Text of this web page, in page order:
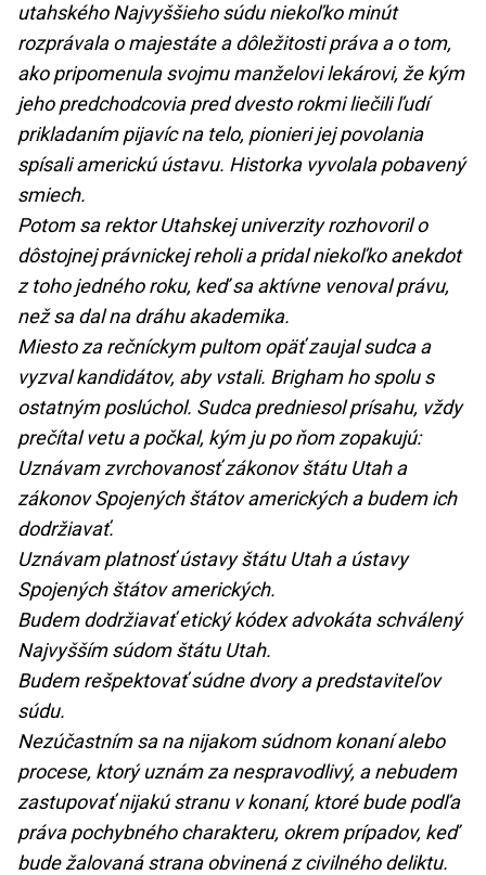
utahského Najvyššieho súdu niekoľko minút
rozprávala o majestáte a dôležitosti práva a o tom,
ako pripomenula svojmu manželovi lekárovi, že kým
jeho predchodcovia pred dvesto rokmi liečili ľudí
prikladaním pijavíc na telo, pionieri jej povolania
spísali americkú ústavu. Historka vyvolala pobavený
smiech.
Potom sa rektor Utahskej univerzity rozhovoril o
dôstojnej právnickej reholi a pridal niekoľko anekdot
z toho jedného roku, keď sa aktívne venoval právu,
než sa dal na dráhu akademika.
Miesto za rečníckym pultom opäť zaujal sudca a
vyzval kandidátov, aby vstali. Brigham ho spolu s
ostatným poslúchol. Sudca predniesol prísahu, vždy
prečítal vetu a počkal, kým ju po ňom zopakujú:
Uznávam zvrchovanosť zákonov štátu Utah a
zákonov Spojených štátov amerických a budem ich
dodržiavať.
Uznávam platnosť ústavy štátu Utah a ústavy
Spojených štátov amerických.
Budem dodržiavať etický kódex advokáta schválený
Najvyšším súdom štátu Utah.
Budem rešpektovať súdne dvory a predstaviteľov
súdu.
Nezúčastním sa na nijakom súdnom konaní alebo
procese, ktorý uznám za nespravodlivý, a nebudem
zastupovať nijakú stranu v konaní, ktoré bude podľa
práva pochybného charakteru, okrem prípadov, keď
bude žalovaná strana obvinená z civilného deliktu.